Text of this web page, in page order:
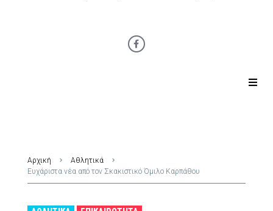
Αρχική
Αθλητικά
Ευχάριστα νέα από τον Σκακιστικό Όμιλο Καρπάθου